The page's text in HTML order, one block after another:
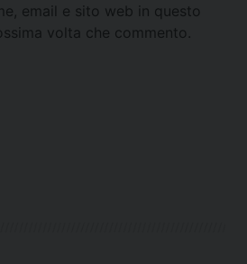
email e sito web in questo
volta che commento.